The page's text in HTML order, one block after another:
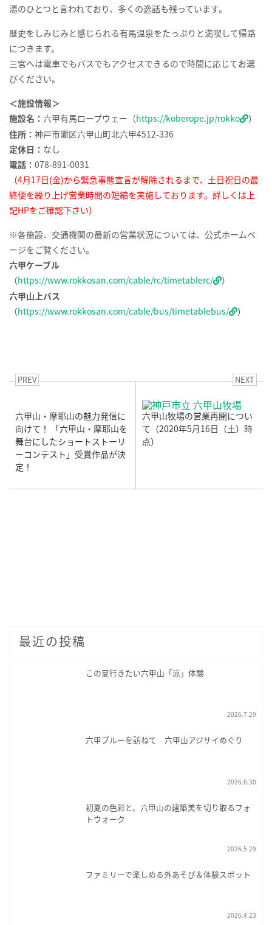
湯のひとつと言われており、多くの逸話も残っています。
歴史をしみじみと感じられる有馬温泉をたっぷりと満喫して帰路
につきます。
三宮へは電車でもバスでもアクセスできるので時間に応じてお選
びください。
＜施設情報＞
施設名： 六甲有馬ロープウェー（https://koberope.jp/rokko
）
住所： 神戸市灘区六甲山町北六甲4512-336
定休日： なし
電話： 078-891-0031
（4月17日(金)から緊急事態宣言が解除されるまで、土日祝日の最
終便を繰り上げ営業時間の短縮を実施しております。詳しくは上
記HPをご確認下さい）
※各施設、交通機関の最新の営業状況については、公式ホームペ
ージをご覧ください。
六甲ケーブル
（https://www.rokkosan.com/cable/rc/timetablerc/
）
六甲山上バス
（https://www.rokkosan.com/cable/bus/timetablebus/ ）
PREV
六甲山・摩耶山の魅力発信に
向けて！ 「六甲山・摩耶山を
舞台にしたショートストーリ
ーコンテスト」受賞作品が決
定！
NEXT
六甲山牧場の営業再開につい
て（2020年5月16日（土）時
点）
最近の投稿
この夏行きたい六甲山「涼」体験
2026.7.29
六甲ブルーを訪ねて 六甲山アジサイめぐり
2026.6.30
初夏の色彩と、六甲山の建築美を切り取るフォ
トウォーク
2026.5.29
ファミリーで楽しめる外あそび＆体験スポット
2026.4.23